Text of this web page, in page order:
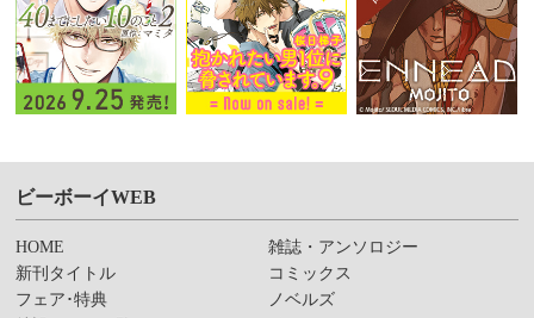
ビーボーイWEB
HOME
新刊タイトル
フェア･特典
雑誌・アンソロジー
コミックス
ノベルズ